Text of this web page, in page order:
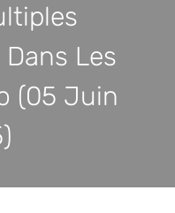
Les
(05 Juin